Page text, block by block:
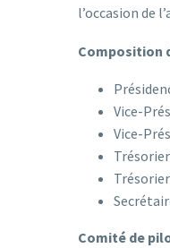
l’occasion de
Composition
Vice-
Vice-
Comité de